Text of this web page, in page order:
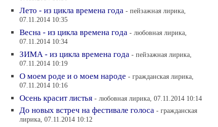
Лето - из цикла времена года - пейзажная лирика,
07.11.2014 10:35
Весна - из цикла времена года - любовная лирика,
07.11.2014 10:34
ЗИМА - из цикла времена года - пейзажная лирика,
07.11.2014 10:19
О моем роде и о моем народе - гражданская лирика,
07.11.2014 10:16
Осень красит листья - любовная лирика, 07.11.2014 10:14
До новых встреч на фестивале голоса - гражданская
лирика, 07.11.2014 10:12